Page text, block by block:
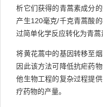
析它们获得的青蒿素成分
产生120毫克/千克青蒿酸
过简单化学反应转化为青蒿
将黄花蒿中的基因转移至
因此该方法可降低抗疟药
他生物工程的复杂过程提
疗药物的产量。